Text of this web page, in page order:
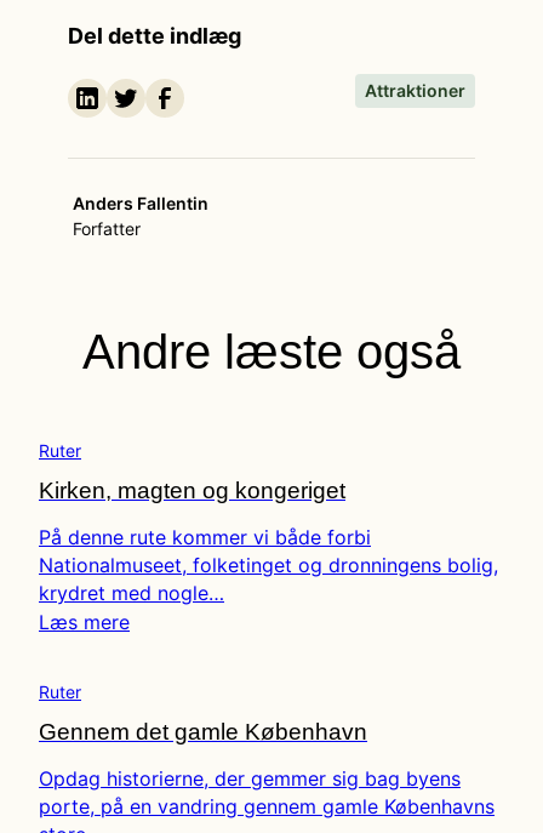
Del dette indlæg
Attraktioner
Anders Fallentin
Forfatter
Andre læste også
Ruter
Kirken, magten og kongeriget
På denne rute kommer vi både forbi
Nationalmuseet, folketinget og dronningens bolig,
krydret med nogle…
Læs mere
Ruter
Gennem det gamle København
Opdag historierne, der gemmer sig bag byens
porte, på en vandring gennem gamle Københavns